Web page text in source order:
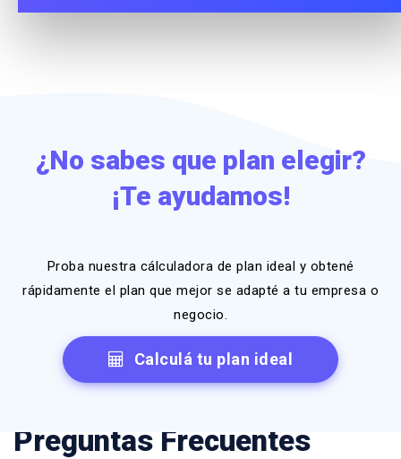
¿No sabes que plan elegir?
¡Te ayudamos!
Proba nuestra cálculadora de plan ideal y obtené
rápidamente el plan que mejor se adapté a tu empresa o
negocio.
Calculá tu plan ideal
Preguntas Frecuentes